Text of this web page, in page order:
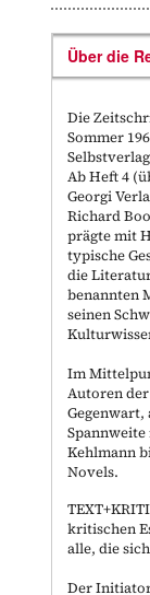
Über die
Die
Sommer
Ab Heft 4
Georgi
Richard
prägte mit
typische
die
benannten
seinen
Im
Autoren
Kehlmann
Novels.
kritischen
alle, die
Der